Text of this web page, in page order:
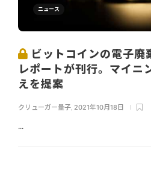
ニュース
ビットコインの電子廃
レポートが刊行。マイニ
えを提案
クリューガー量子, 2021年10月18日
...